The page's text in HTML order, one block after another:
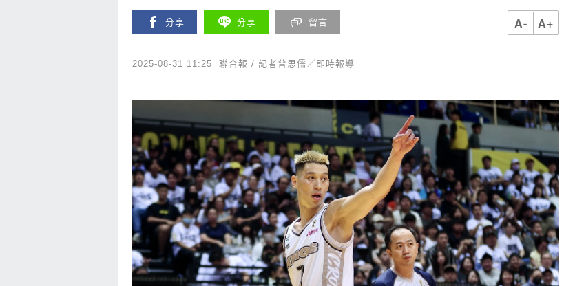
分享 分享 留言 A- A+
2025-08-31 11:25 聯合報 / 記者曾思儒／即時報導